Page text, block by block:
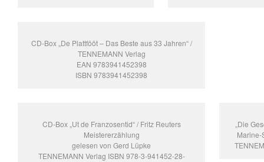
CD-Box „De Plattfööt – Das Beste aus 33 Jahren“ /
TENNEMANN Verlag
EAN 9783941452398
ISBN 9783941452398
CD-Box „Ut de Franzosentid“ / Fritz Reuters
Meistererzählung
gelesen von Gerd Lüpke
TENNEMANN Verlag ISBN 978-3-941452-28-
„Die
Marine-